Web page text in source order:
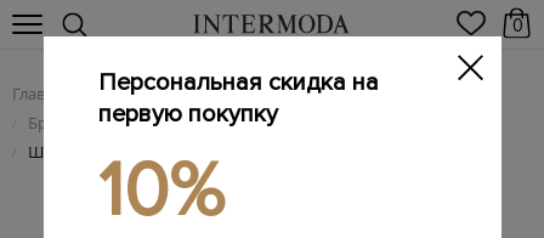
0
Главная Женщинам / Брендовые женские аксессуары
/ Брендовые женские головные уборы
/ Шапка из кашемировой пряжи с пайетками
Персональная скидка на
первую покупку
10%